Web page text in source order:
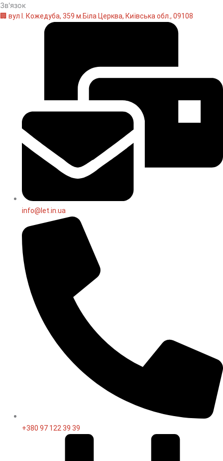
Зв'язок
🏢 вул І. Кожедуба, 359 м.Біла Церква, Київська обл., 09108
info@let.in.ua
+380 97 122 39 39